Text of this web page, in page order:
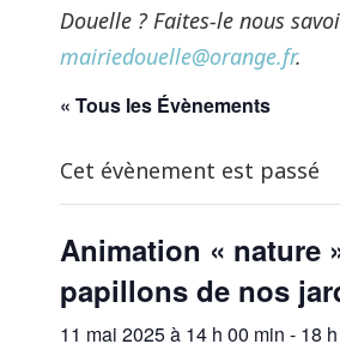
Douelle ? Faites-le nous
mairiedouelle@orange.fr.
« Tous les Évènements
Cet évènement est passé
Animation « nature
papillons de nos
11 mai 2025 à 14 h 00 min - 18